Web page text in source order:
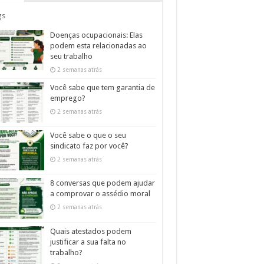
Doenças ocupacionais: Elas
podem esta relacionadas ao
seu trabalho
2 semanas atrás
Você sabe que tem garantia de
emprego?
2 semanas atrás
Você sabe o que o seu
sindicato faz por você?
2 semanas atrás
8 conversas que podem ajudar
a comprovar o assédio moral
2 semanas atrás
Quais atestados podem
justificar a sua falta no
trabalho?